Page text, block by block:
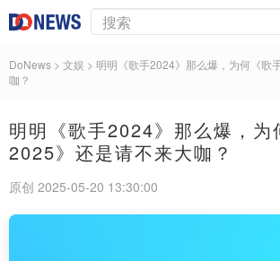
DoNews > 文娱 > 明明《歌手2024》那么爆，为何《歌
咖？
明明《歌手2024》那么爆，为
2025》还是请不来大咖？
原创 2025-05-20 13:30:00